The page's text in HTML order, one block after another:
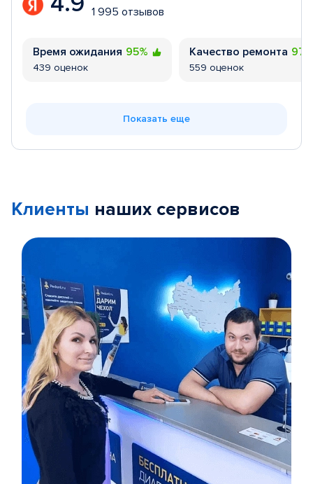
1 995 отзывов
Время ожидания 95%
439 оценок
Качество ремонта
559 оценок
Показать еще
Клиенты наших сервисов